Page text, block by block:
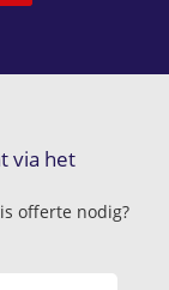
via het
offerte nodig?